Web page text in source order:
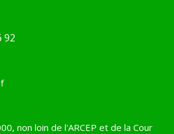
92
non loin de l'ARCEP et de la Cour